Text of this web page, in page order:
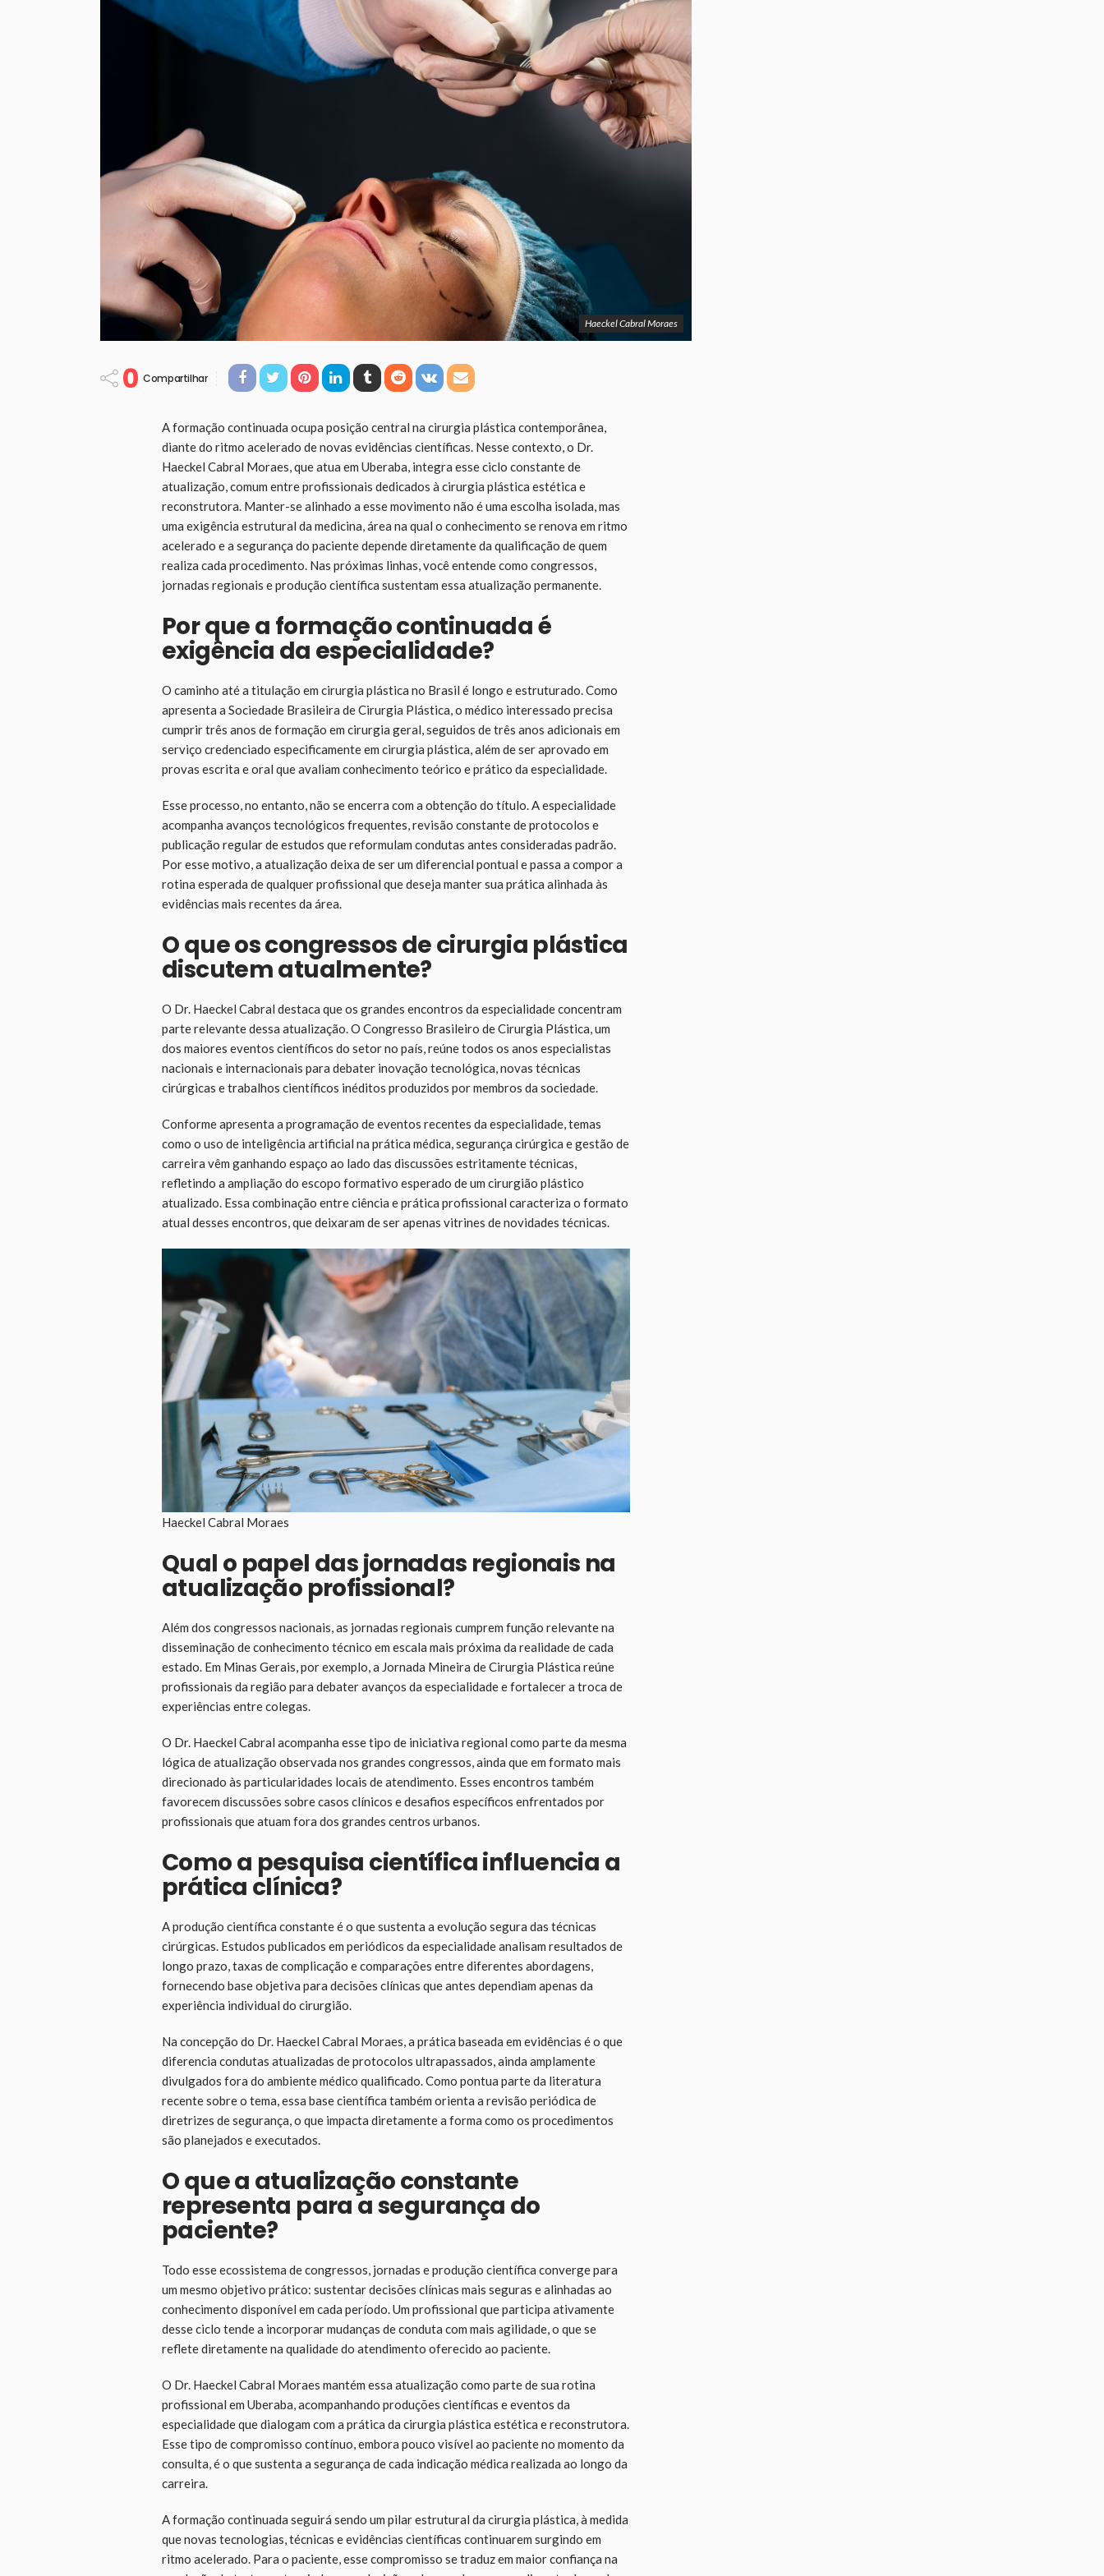
Haeckel Cabral Moraes
0 Compartilhar
A formação continuada ocupa posição central na cirurgia plástica contemporânea,
diante do ritmo acelerado de novas evidências científicas. Nesse contexto, o Dr.
Haeckel Cabral Moraes, que atua em Uberaba, integra esse ciclo constante de
atualização, comum entre profissionais dedicados à cirurgia plástica estética e
reconstrutora. Manter-se alinhado a esse movimento não é uma escolha isolada, mas
uma exigência estrutural da medicina, área na qual o conhecimento se renova em ritmo
acelerado e a segurança do paciente depende diretamente da qualificação de quem
realiza cada procedimento. Nas próximas linhas, você entende como congressos,
jornadas regionais e produção científica sustentam essa atualização permanente.
Por que a formação continuada é
exigência da especialidade?
O caminho até a titulação em cirurgia plástica no Brasil é longo e estruturado. Como
apresenta a Sociedade Brasileira de Cirurgia Plástica, o médico interessado precisa
cumprir três anos de formação em cirurgia geral, seguidos de três anos adicionais em
serviço credenciado especificamente em cirurgia plástica, além de ser aprovado em
provas escrita e oral que avaliam conhecimento teórico e prático da especialidade.
Esse processo, no entanto, não se encerra com a obtenção do título. A especialidade
acompanha avanços tecnológicos frequentes, revisão constante de protocolos e
publicação regular de estudos que reformulam condutas antes consideradas padrão.
Por esse motivo, a atualização deixa de ser um diferencial pontual e passa a compor a
rotina esperada de qualquer profissional que deseja manter sua prática alinhada às
evidências mais recentes da área.
O que os congressos de cirurgia plástica
discutem atualmente?
O Dr. Haeckel Cabral destaca que os grandes encontros da especialidade concentram
parte relevante dessa atualização. O Congresso Brasileiro de Cirurgia Plástica, um
dos maiores eventos científicos do setor no país, reúne todos os anos especialistas
nacionais e internacionais para debater inovação tecnológica, novas técnicas
cirúrgicas e trabalhos científicos inéditos produzidos por membros da sociedade.
Conforme apresenta a programação de eventos recentes da especialidade, temas
como o uso de inteligência artificial na prática médica, segurança cirúrgica e gestão de
carreira vêm ganhando espaço ao lado das discussões estritamente técnicas,
refletindo a ampliação do escopo formativo esperado de um cirurgião plástico
atualizado. Essa combinação entre ciência e prática profissional caracteriza o formato
atual desses encontros, que deixaram de ser apenas vitrines de novidades técnicas.
Haeckel Cabral Moraes
Qual o papel das jornadas regionais na
atualização profissional?
Além dos congressos nacionais, as jornadas regionais cumprem função relevante na
disseminação de conhecimento técnico em escala mais próxima da realidade de cada
estado. Em Minas Gerais, por exemplo, a Jornada Mineira de Cirurgia Plástica reúne
profissionais da região para debater avanços da especialidade e fortalecer a troca de
experiências entre colegas.
O Dr. Haeckel Cabral acompanha esse tipo de iniciativa regional como parte da mesma
lógica de atualização observada nos grandes congressos, ainda que em formato mais
direcionado às particularidades locais de atendimento. Esses encontros também
favorecem discussões sobre casos clínicos e desafios específicos enfrentados por
profissionais que atuam fora dos grandes centros urbanos.
Como a pesquisa científica influencia a
prática clínica?
A produção científica constante é o que sustenta a evolução segura das técnicas
cirúrgicas. Estudos publicados em periódicos da especialidade analisam resultados de
longo prazo, taxas de complicação e comparações entre diferentes abordagens,
fornecendo base objetiva para decisões clínicas que antes dependiam apenas da
experiência individual do cirurgião.
Na concepção do Dr. Haeckel Cabral Moraes, a prática baseada em evidências é o que
diferencia condutas atualizadas de protocolos ultrapassados, ainda amplamente
divulgados fora do ambiente médico qualificado. Como pontua parte da literatura
recente sobre o tema, essa base científica também orienta a revisão periódica de
diretrizes de segurança, o que impacta diretamente a forma como os procedimentos
são planejados e executados.
O que a atualização constante
representa para a segurança do
paciente?
Todo esse ecossistema de congressos, jornadas e produção científica converge para
um mesmo objetivo prático: sustentar decisões clínicas mais seguras e alinhadas ao
conhecimento disponível em cada período. Um profissional que participa ativamente
desse ciclo tende a incorporar mudanças de conduta com mais agilidade, o que se
reflete diretamente na qualidade do atendimento oferecido ao paciente.
O Dr. Haeckel Cabral Moraes mantém essa atualização como parte de sua rotina
profissional em Uberaba, acompanhando produções científicas e eventos da
especialidade que dialogam com a prática da cirurgia plástica estética e reconstrutora.
Esse tipo de compromisso contínuo, embora pouco visível ao paciente no momento da
consulta, é o que sustenta a segurança de cada indicação médica realizada ao longo da
carreira.
A formação continuada seguirá sendo um pilar estrutural da cirurgia plástica, à medida
que novas tecnologias, técnicas e evidências científicas continuarem surgindo em
ritmo acelerado. Para o paciente, esse compromisso se traduz em maior confiança na